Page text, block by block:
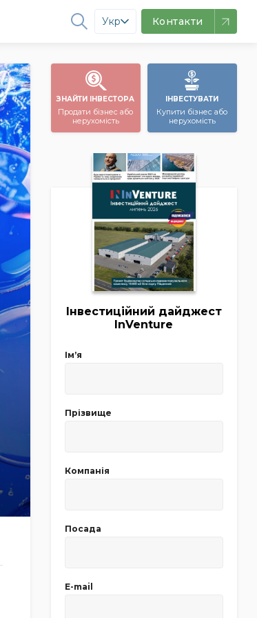
Укр Контакти
ЗНАЙТИ ІНВЕСТОРА
Продати бізнес або
нерухомість
ІНВЕСТУВАТИ
Купити бізнес або
нерухомість
Інвестиційний дайджест
InVenture
Імʼя
Прізвище
Компанія
Посада
E-mail